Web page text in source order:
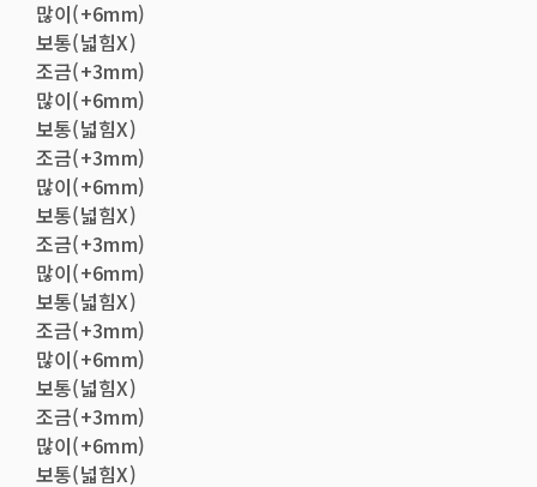
많이(+6mm)
보통(넓힘X)
조금(+3mm)
많이(+6mm)
보통(넓힘X)
조금(+3mm)
많이(+6mm)
보통(넓힘X)
조금(+3mm)
많이(+6mm)
보통(넓힘X)
조금(+3mm)
많이(+6mm)
보통(넓힘X)
조금(+3mm)
많이(+6mm)
보통(넓힘X)